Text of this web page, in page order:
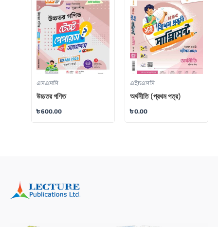
এসএসসি
উচ্চতর গণিত
৳600.00
এইচএসসি
অর্থনীতি (প্রথম পত্র)
৳0.00